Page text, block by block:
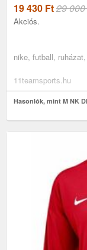
19 430 Ft29
Akciós.
nike, futball,
11teamsports.hu
Hasonlók, mint M NK